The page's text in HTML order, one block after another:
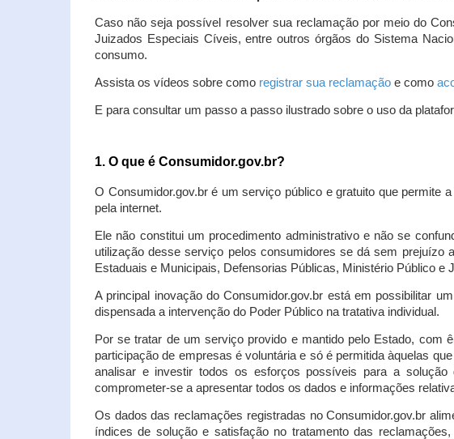
Caso não seja possível resolver sua reclamação por meio do
Juizados Especiais Cíveis, entre outros órgãos do Sistema
consumo.
Assista os vídeos sobre como registrar sua reclamação e como
E para consultar um passo a passo ilustrado sobre o uso da
1. O que é Consumidor.gov.br?
O Consumidor.gov.br é um serviço público e gratuito que permite
pela internet.
Ele não constitui um procedimento administrativo e não se
utilização desse serviço pelos consumidores se dá sem prejuízo
Estaduais e Municipais, Defensorias Públicas, Ministério Público e
A principal inovação do Consumidor.gov.br está em possibilitar
dispensada a intervenção do Poder Público na tratativa individual.
Por se tratar de um serviço provido e mantido pelo Estado, com
participação de empresas é voluntária e só é permitida àquelas
analisar e investir todos os esforços possíveis para a
comprometer-se a apresentar todos os dados e informações
Os dados das reclamações registradas no Consumidor.gov.br
índices de solução e satisfação no tratamento das